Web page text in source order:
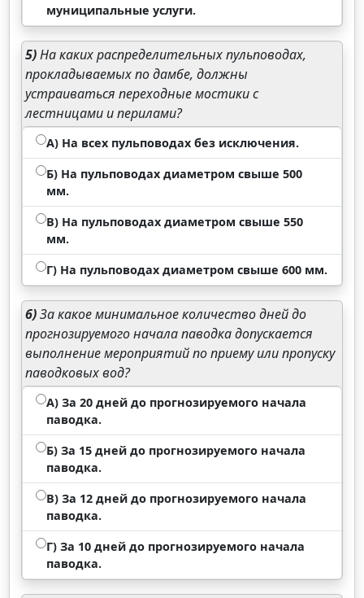
муниципальные услуги.
5)На каких распределительных пульповодах,
прокладываемых по дамбе, должны
устраиваться переходные мостики с
лестницами и перилами?
А) На всех пульповодах без исключения.
Б) На пульповодах диаметром свыше 500
мм.
В) На пульповодах диаметром свыше 550
мм.
Г) На пульповодах диаметром свыше 600 мм.
6)За какое минимальное количество дней до
прогнозируемого начала паводка допускается
выполнение мероприятий по приему или пропуску
паводковых вод?
А) За 20 дней до прогнозируемого начала
паводка.
Б) За 15 дней до прогнозируемого начала
паводка.
В) За 12 дней до прогнозируемого начала
паводка.
Г) За 10 дней до прогнозируемого начала
паводка.